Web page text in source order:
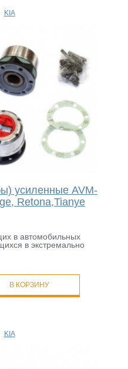
KIA
усиленные AVM-
Retona,Tianye
в автомобильных
в экстремально
В КОРЗИНУ
KIA